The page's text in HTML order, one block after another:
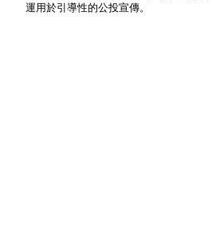
運用於引導性的公投宣傳。